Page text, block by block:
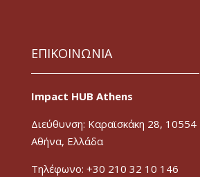
ΕΠΙΚΟΙΝΩΝΙΑ
Impact HUB Athens
Διεύθυνση: Καραϊσκάκη 28, 10554
Αθήνα, Ελλάδα
Τηλέφωνο: +30 210 32 10 146